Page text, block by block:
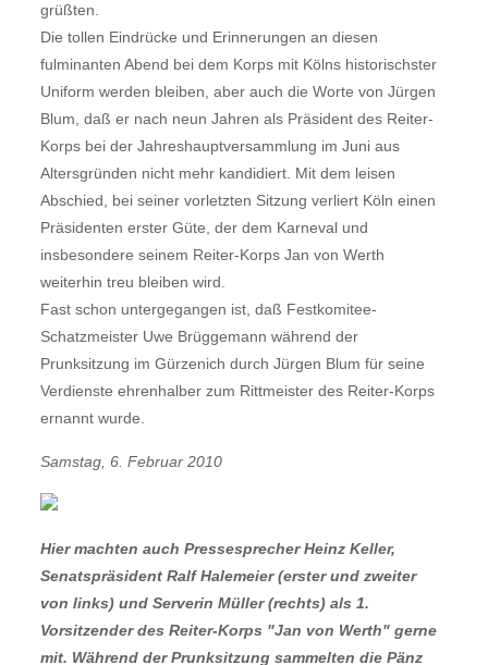
grüßten.
Die tollen Eindrücke und Erinnerungen an diesen
fulminanten Abend bei dem Korps mit Kölns historischster
Uniform werden bleiben, aber auch die Worte von Jürgen
Blum, daß er nach neun Jahren als Präsident des Reiter-
Korps bei der Jahreshauptversammlung im Juni aus
Altersgründen nicht mehr kandidiert. Mit dem leisen
Abschied, bei seiner vorletzten Sitzung verliert Köln einen
Präsidenten erster Güte, der dem Karneval und
insbesondere seinem Reiter-Korps Jan von Werth
weiterhin treu bleiben wird.
Fast schon untergegangen ist, daß Festkomitee-
Schatzmeister Uwe Brüggemann während der
Prunksitzung im Gürzenich durch Jürgen Blum für seine
Verdienste ehrenhalber zum Rittmeister des Reiter-Korps
ernannt wurde.
Samstag, 6. Februar 2010
Hier machten auch Pressesprecher Heinz Keller,
Senatspräsident Ralf Halemeier (erster und zweiter
von links) und Serverin Müller (rechts) als 1.
Vorsitzender des Reiter-Korps "Jan von Werth" gerne
mit. Während der Prunksitzung sammelten die Pänz